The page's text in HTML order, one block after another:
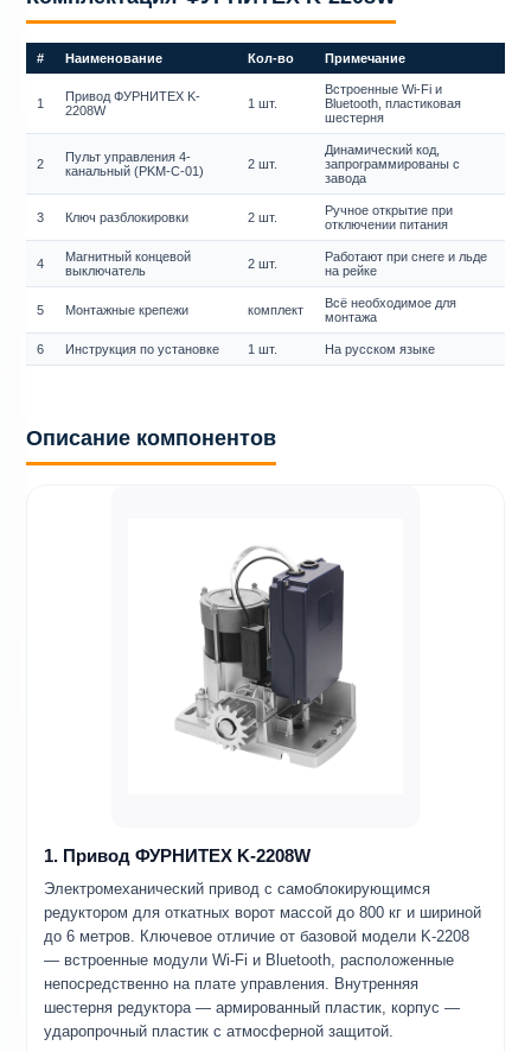
# Наименование Кол-во Примечание
1
Привод ФУРНИТЕХ K-
2208W
1 шт.
Встроенные Wi-Fi и
Bluetooth, пластиковая
шестерня
2
Пульт управления 4-
канальный (PKM-C-01)
2 шт.
Динамический код,
запрограммированы с
завода
3 Ключ разблокировки 2 шт.
Ручное открытие при
отключении питания
4
Магнитный концевой
выключатель
2 шт.
Работают при снеге и льде
на рейке
5 Монтажные крепежи комплект
Всё необходимое для
монтажа
6 Инструкция по установке 1 шт. На русском языке
Описание компонентов
1. Привод ФУРНИТЕХ K-2208W
Электромеханический привод с самоблокирующимся
редуктором для откатных ворот массой до 800 кг и шириной
до 6 метров. Ключевое отличие от базовой модели K-2208
— встроенные модули Wi-Fi и Bluetooth, расположенные
непосредственно на плате управления. Внутренняя
шестерня редуктора — армированный пластик, корпус —
ударопрочный пластик с атмосферной защитой.